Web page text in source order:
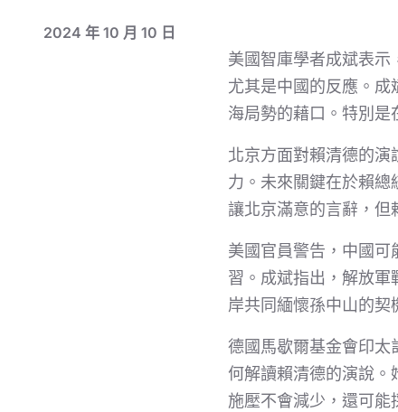
2024 年 10 月 10 日
美國智庫學者成斌表示
尤其是中國的反應。
海局勢的藉口。特別是
北京方面對賴清德的
力。未來關鍵在於賴
讓北京滿意的言辭，但
美國官員警告，中國
習。成斌指出，解放
岸共同緬懷孫中山的契
德國馬歇爾基金會印太
何解讀賴清德的演說。
施壓不會減少，還可能